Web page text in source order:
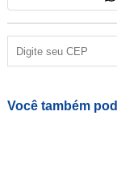
Você também